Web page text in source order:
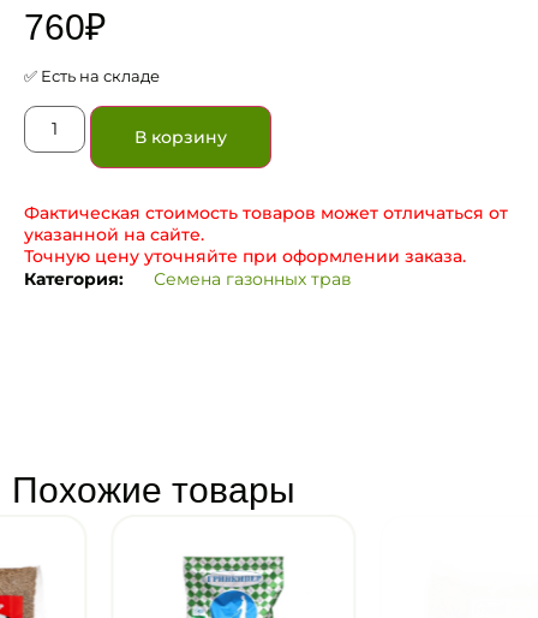
760₽
✅ Есть на складе
В корзину
Фактическая стоимость товаров может отличаться от
указанной на сайте.
Точную цену уточняйте при оформлении заказа.
Категория:
Семена газонных трав
Похожие товары